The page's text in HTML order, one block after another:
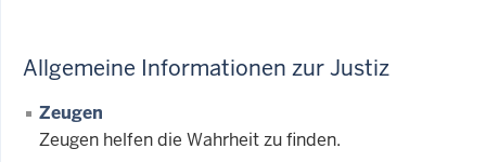
Allgemeine Informationen zur Justiz
Zeugen
Zeugen helfen die Wahrheit zu finden.